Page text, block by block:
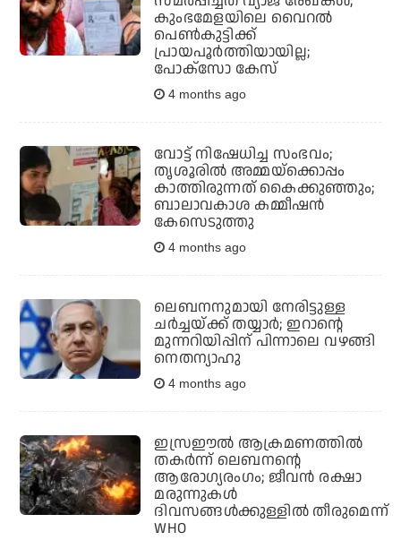
കുംഭമേളയിലെ വൈറല്‍
പെണ്‍കുട്ടിക്ക്
പ്രായപൂര്‍ത്തിയായില്ല;
പോക്‌സോ കേസ്
4 months ago
വോട്ട് നിഷേധിച്ച സംഭവം;
തൃശൂരില്‍ അമ്മയ്‌ക്കൊപ്പം
കാത്തിരുന്നത് കൈക്കുഞ്ഞും;
ബാലാവകാശ കമ്മീഷന്‍
കേസെടുത്തു
4 months ago
ലെബനനുമായി നേരിട്ടുള്ള
ചര്‍ച്ചയ്ക്ക് തയ്യാര്‍; ഇറാന്റെ
മുന്നറിയിപ്പിന് പിന്നാലെ വഴങ്ങി
നെതന്യാഹു
4 months ago
ഇസ്രഈല്‍ ആക്രമണത്തില്‍
തകര്‍ന്ന് ലെബനന്റെ
ആരോഗ്യരംഗം; ജീവന്‍ രക്ഷാ
മരുന്നുകള്‍
ദിവസങ്ങള്‍ക്കുള്ളില്‍ തീരുമെന്ന്
WHO